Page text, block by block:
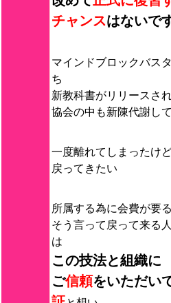
チャンスはないで
マインドブロックバス
ち
新教科書がリリースさ
協会の中も新陳代謝して
一度離れてしまったけ
戻ってきたい
所属する為に会費が要
そう言って戻って来る
は
この技法と組織に
ご信頼をいただい